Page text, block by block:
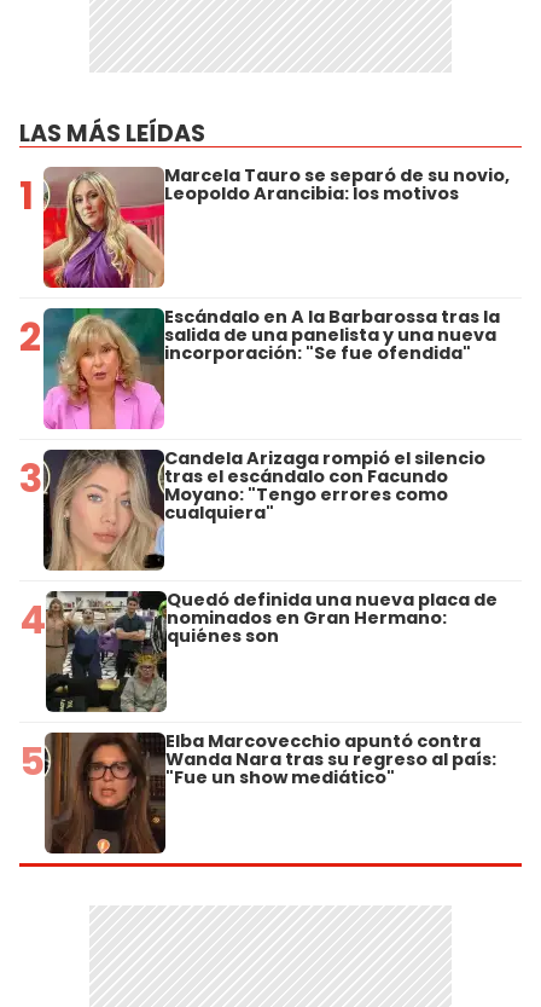
LAS MÁS LEÍDAS
1 Marcela Tauro se separó de su novio,
Leopoldo Arancibia: los motivos
2 Escándalo en A la Barbarossa tras la
salida de una panelista y una nueva
incorporación: "Se fue ofendida"
3 Candela Arizaga rompió el silencio
tras el escándalo con Facundo
Moyano: "Tengo errores como
cualquiera"
4 Quedó definida una nueva placa de
nominados en Gran Hermano:
quiénes son
5 Elba Marcovecchio apuntó contra
Wanda Nara tras su regreso al país:
"Fue un show mediático"